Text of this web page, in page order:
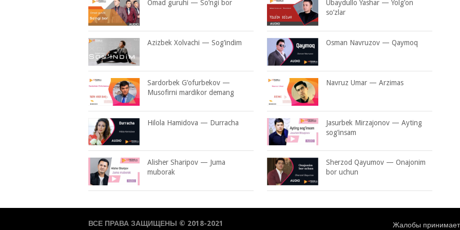
Omad guruhi — So’ngi bor
Ubaydullo Yashar — Yolg’on
so’zlar
Azizbek Xolvachi — Sog’indim Osman Navruzov — Qaymoq
Sardorbek G’ofurbekov —
Musofirni mardikor demang
Navruz Umar — Arzimas
Hilola Hamidova — Durracha
Jasurbek Mirzajonov — Ayting
sog’insam
Alisher Sharipov — Juma
muborak
Sherzod Qayumov — Onajonim
bor uchun
ВСЕ ПРАВА ЗАЩИЩЕНЫ © 2018-2021 Жалобы